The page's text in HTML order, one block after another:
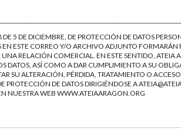
5 DE DICIEMBRE, DE PROTECCIÓN DE DATOS
ESTE CORREO Y/O ARCHIVO ADJUNTO FORMARÁN
RELACIÓN COMERCIAL. EN ESTE SENTIDO, ATEIA
DATOS, ASÍ COMO A DAR CUMPLIMIENTO A SU
SU ALTERACIÓN, PÉRDIDA, TRATAMIENTO O
PROTECCIÓN DE DATOS DIRIGIÉNDOSE A
NUESTRA WEB WWW.ATEIAARAGON.ORG